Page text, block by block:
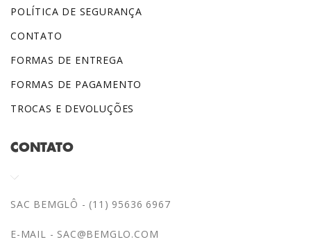
POLÍTICA DE SEGURANÇA
CONTATO
FORMAS DE ENTREGA
FORMAS DE PAGAMENTO
TROCAS E DEVOLUÇÕES
CONTATO
SAC BEMGLÔ - (11) 95636 6967
E-MAIL - SAC@BEMGLO.COM